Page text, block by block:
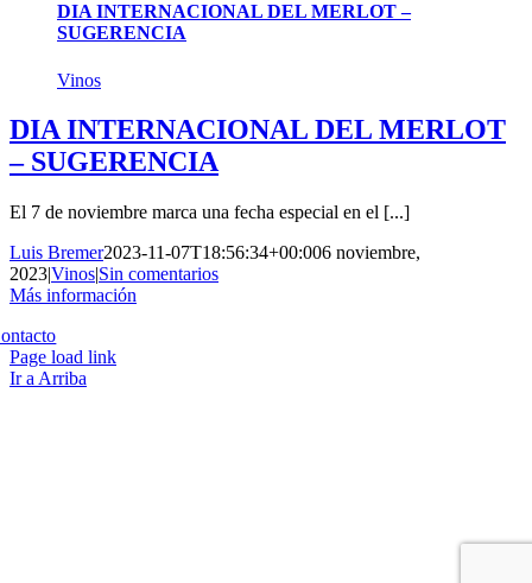
DIA INTERNACIONAL DEL MERLOT –
SUGERENCIA
Vinos
DIA INTERNACIONAL DEL MERLOT
– SUGERENCIA
El 7 de noviembre marca una fecha especial en el [...]
Luis Bremer2023-11-07T18:56:34+00:006 noviembre,
2023|Vinos|Sin comentarios
Más información
Page load link
Ir a Arriba